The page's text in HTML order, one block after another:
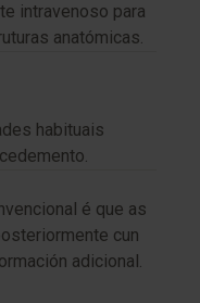
intravenoso para
anatómicas.
habituais
é que as
cun
adicional.